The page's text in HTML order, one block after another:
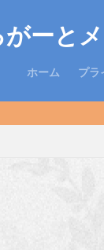
がーと
ホーム プラ